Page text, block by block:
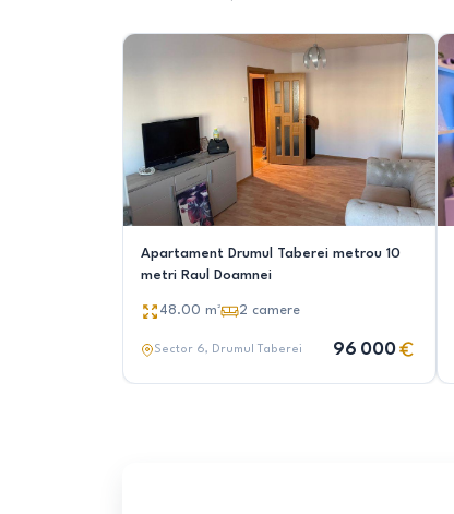
Apartament Drumul Taberei metrou 10
metri Raul Doamnei
48.00 m² 2 camere
Sector 6, Drumul Taberei 96 000